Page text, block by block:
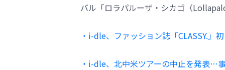
バル「ロラパルーザ・シカゴ（
・i-dle、ファッション誌「CLASSY.」
・i-dle、北中米ツアーの中止を発表…